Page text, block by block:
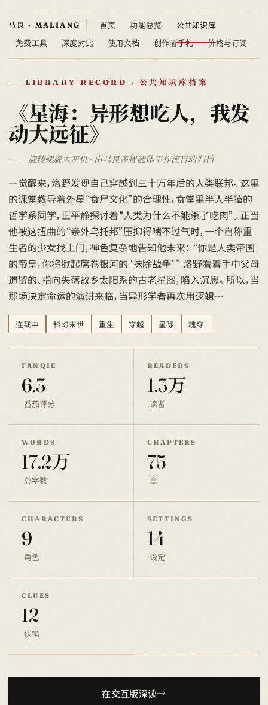
首页 功能总览
公共知识库
免费工具
深度对比 使用文档 创作者手札 价格与订阅
LIBRARY RECORD · 公共知识库档案
《星海：异形想吃人，我发
动大远征》
旋转螺旋大灰机 · 由马良多智能体工作流自动归档
一觉醒来，洛野发现自己穿越到三十万年后的人类联邦。 这里
的课堂教导着外星“食尸文化”的合理性，食堂里半人半猿的
哲学系同学，正平静探讨着“人类为什么不能杀了吃肉”。 正当
他被这扭曲的“亲外乌托邦”压抑得喘不过气时，一个自称重
生者的少女找上门，神色复杂地告知他未来： “你是人类帝国
的帝皇，你将掀起席卷银河的‘抹除战争’” 洛野看着手中父母
遗留的、指向失落故乡太阳系的古老星图，陷入沉思。 所以，当
那场决定命运的演讲来临，当异形学者再次用逻辑…
连载中 科幻末世 重生 穿越 星际 魂穿
FANQIE
6.3
番茄评分
READERS
1.3万
读者
WORDS
17.2万
总字数
CHAPTERS
75
章
CHARACTERS
9
角色
SETTINGS
14
设定
CLUES
12
伏笔
在交互版深读